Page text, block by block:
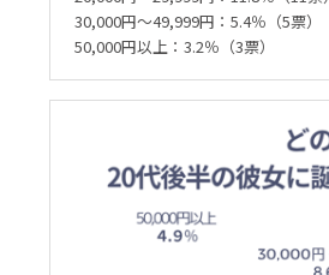
30,000円～49,999円：5.4％（5票）
50,000円以上：3.2％（3票）